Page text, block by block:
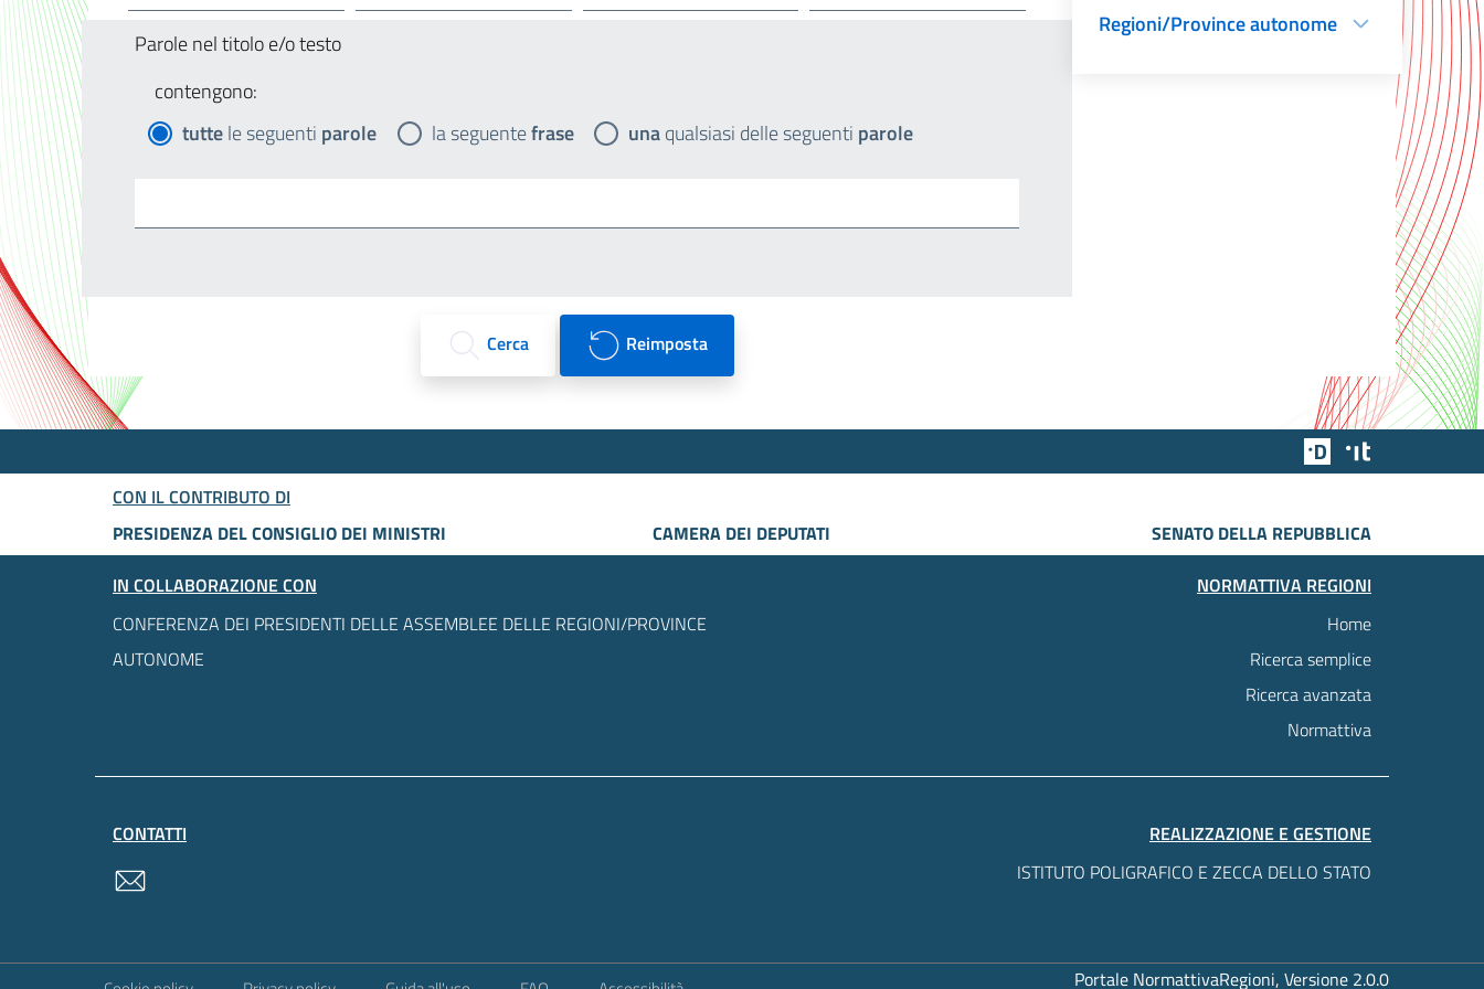
Parole nel titolo e/o testo
contengono:
tuttele seguenti parole la seguentefrase unaqualsiasi delle seguenti parole
Cerca Reimposta
Regioni/Province autonome
Team Digitale
CON IL CONTRIBUTO DI
PRESIDENZA DEL CONSIGLIO DEI MINISTRI
CAMERA DEI DEPUTATI
SENATO DELLA REPUBBLICA
IN COLLABORAZIONE CON
CONFERENZA DEI PRESIDENTI DELLE ASSEMBLEE DELLE REGIONI/PROVINCE
AUTONOME
NORMATTIVA REGIONI
Home
Ricerca semplice
Ricerca avanzata
Normattiva
CONTATTI
REALIZZAZIONE E GESTIONE
ISTITUTO POLIGRAFICO E ZECCA DELLO STATO
Portale NormattivaRegioni, Versione 2.0.0